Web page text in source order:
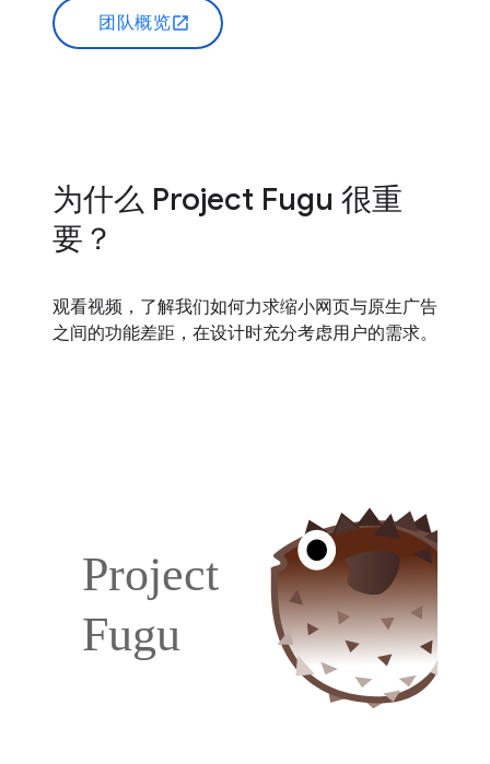
团队概览open_in_new
为什么 Project Fugu 很重
要？
观看视频，了解我们如何力求缩小网页与原生广告
之间的功能差距，在设计时充分考虑用户的需求。